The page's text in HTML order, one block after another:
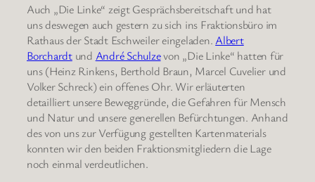
Auch „Die Linke“ zeigt Gesprächsbereitschaft und hat
uns deswegen auch gestern zu sich ins Fraktionsbüro im
Rathaus der Stadt Eschweiler eingeladen. Albert
Borchardtund André Schulzevon „Die Linke“ hatten für
uns (Heinz Rinkens, Berthold Braun, Marcel Cuvelier und
Volker Schreck) ein offenes Ohr. Wir erläuterten
detailliert unsere Beweggründe, die Gefahren für Mensch
und Natur und unsere generellen Befürchtungen. Anhand
des von uns zur Verfügung gestellten Kartenmaterials
konnten wir den beiden Fraktionsmitgliedern die Lage
noch einmal verdeutlichen.